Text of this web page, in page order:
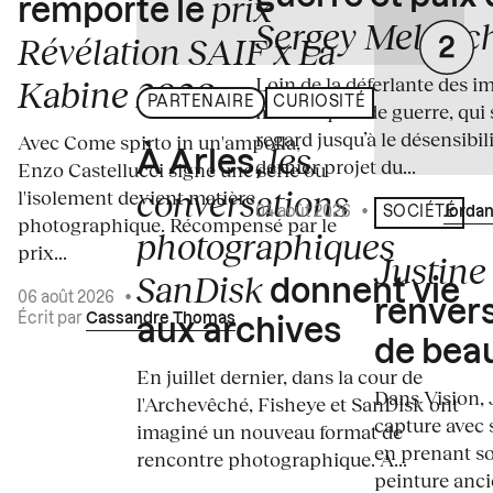
remporte le
Révélation SAIF x La
Kabine 2026
Avec Come spirto in un'ampolla,
Enzo Castellucci signe une série où
l'isolement devient matière
photographique. Récompensé par le
prix...
06 août 2026
•
Écrit par Cassandre Thomas
PARTENAIRE CURIOSITÉ
À Arles,les
conversations
photographiques
SanDisk donnent vie
aux archives
En juillet dernier, dans la cour de
l'Archevêché, Fisheye et SanDisk ont
imaginé un nouveau format de
rencontre photographique. À...
Sergey
Loin de la déferlante des
médiatiques de guerre, qui
regard jusqu’à le
dernier projet du...
04 août 2026 • Écrit par
SOCIÉTÉ
de
Dans
capture avec
en prenant
peinture